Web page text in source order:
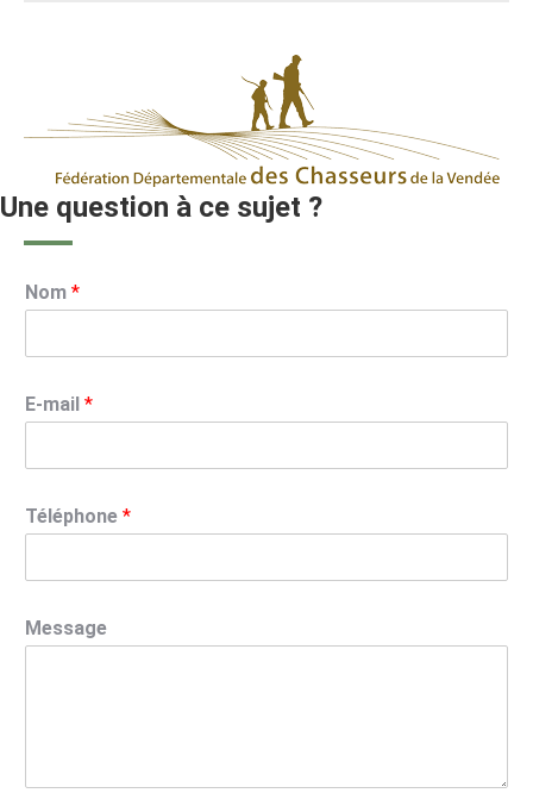
Une question à ce sujet ?
Nom *
E-mail *
Téléphone *
Message